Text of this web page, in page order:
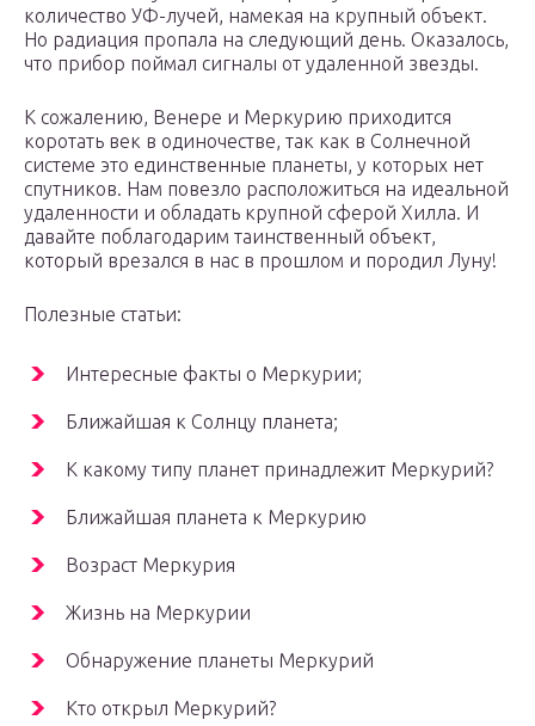
количество УФ-лучей, намекая на крупный объект.
Но радиация пропала на следующий день. Оказалось,
что прибор поймал сигналы от удаленной звезды.
К сожалению, Венере и Меркурию приходится
коротать век в одиночестве, так как в Солнечной
системе это единственные планеты, у которых нет
спутников. Нам повезло расположиться на идеальной
удаленности и обладать крупной сферой Хилла. И
давайте поблагодарим таинственный объект,
который врезался в нас в прошлом и породил Луну!
Полезные статьи:
Интересные факты о Меркурии;
Ближайшая к Солнцу планета;
К какому типу планет принадлежит Меркурий?
Ближайшая планета к Меркурию
Возраст Меркурия
Жизнь на Меркурии
Обнаружение планеты Меркурий
Кто открыл Меркурий?